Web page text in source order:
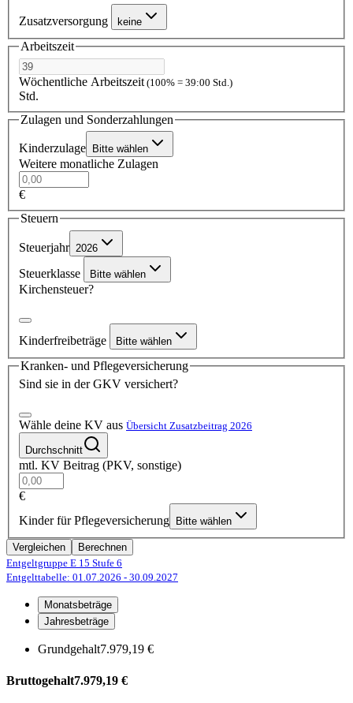
Zusatzversorgung keine
Arbeitszeit
Wöchentliche Arbeitszeit (100% = 39:00 Std.)
Std.
Zulagen und Sonderzahlungen
Kinderzulage Bitte wählen
Weitere monatliche Zulagen
€
Steuern
Steuerjahr 2026
Steuerklasse Bitte wählen
Kirchensteuer?
Kinderfreibeträge Bitte wählen
Kranken- und Pflegeversicherung
Sind sie in der GKV versichert?
Wähle deine KV aus Übersicht Zusatzbeitrag 2026
Durchschnitt
mtl. KV Beitrag (PKV, sonstige)
€
Kinder für Pflegeversicherung
Bitte wählen
Vergleichen
Berechnen
Entgeltgruppe E 15 Stufe 6
Entgelttabelle: 01.07.2026 - 30.09.2027
Monatsbeträge
Jahresbeträge
Grundgehalt7.979,19 €
Bruttogehalt7.979,19 €